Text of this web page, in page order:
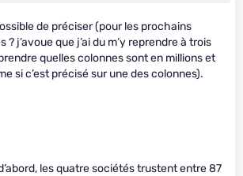
de préciser (pour les prochains
j’avoue que j’ai du m’y reprendre à trois
quelles colonnes sont en millions et
si c’est précisé sur une des colonnes).
les quatre sociétés trustent entre 87